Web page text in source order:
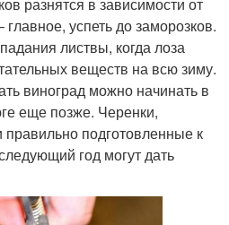
успеть до заморозков.
листвы, когда лоза
веществ на всю зиму.
виноград можно начинать в
еще позже. Черенки,
правильно подготовленные к
год могут дать